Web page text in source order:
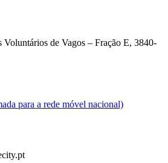
Voluntários de Vagos – Fração E, 3840-
para a rede móvel nacional)